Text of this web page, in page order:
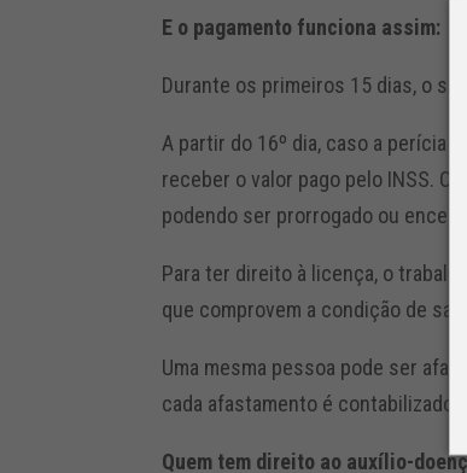
E o pagamento funciona assim:
Durante os primeiros 15 dias, o
A partir do 16º dia, caso a perícia
receber o valor pago pelo INSS. O
podendo ser prorrogado ou
Para ter direito à licença, o
que comprovem a condição de
Uma mesma pessoa pode ser
cada afastamento é contabilizado
Quem tem direito ao auxílio-